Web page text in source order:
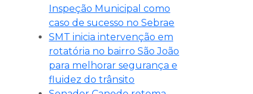
Inspeção Municipal como
caso de sucesso no Sebrae
SMT inicia intervenção em
rotatória no bairro São João
para melhorar segurança e
fluidez do trânsito